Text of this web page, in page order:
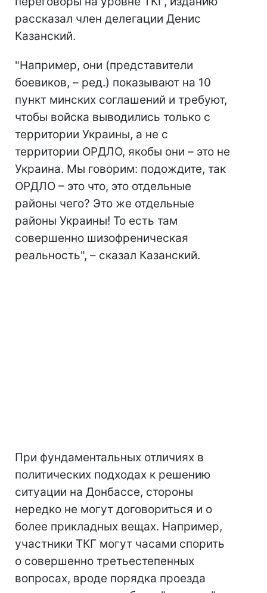
рассказал член делегации Денис
Казанский.
"Например, они (представители
боевиков, – ред.) показывают на 10
пункт минских соглашений и требуют,
чтобы войска выводились только с
территории Украины, а не с
территории ОРДЛО, якобы они – это не
Украина. Мы говорим: подождите, так
ОРДЛО – это что, это отдельные
районы чего? Это же отдельные
районы Украины! То есть там
совершенно шизофреническая
реальность", – сказал Казанский.
При фундаментальных отличиях в
политических подходах к решению
ситуации на Донбассе, стороны
нередко не могут договориться и о
более прикладных вещах. Например,
участники ТКГ могут часами спорить
о совершенно третьестепенных
вопросах, вроде порядка проезда